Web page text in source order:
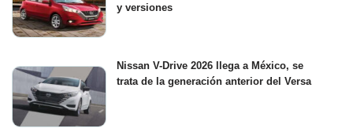
y versiones
Nissan V-Drive 2026 llega a México, se
trata de la generación anterior del Versa